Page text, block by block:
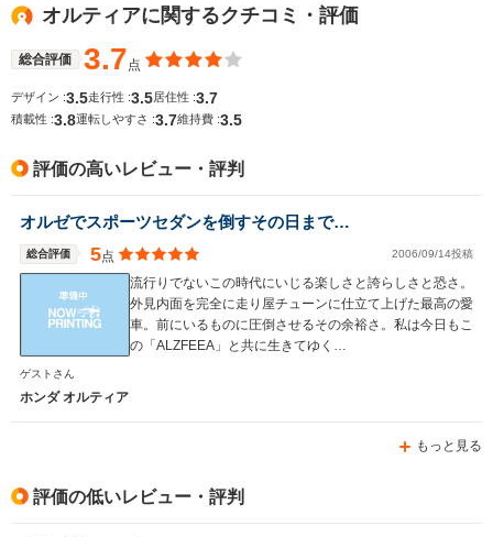
オルティアに関するクチコミ・評価
総合評価 3.7点
デザイン :3.5走行性 :3.5 居住性 :3.7
積載性 :3.8運転しやすさ :3.7維持費 :3.5
評価の高いレビュー・評判
オルゼでスポーツセダンを倒すその日まで…
総合評価 5点 2006/09/14投稿
流行りでないこの時代にいじる楽しさと誇らしさと恐さ。
外見内面を完全に走り屋チューンに仕立て上げた最高の愛
車。前にいるものに圧倒させるその余裕さ。私は今日もこ
の「ALZFEEA」と共に生きてゆく…
ゲストさん
ホンダ オルティア
もっと見る
評価の低いレビュー・評判